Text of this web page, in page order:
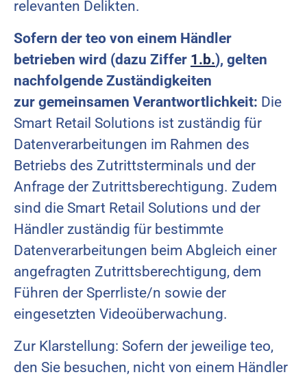
relevanten Delikten.
Sofern der teo von einem Händler
betrieben wird (dazu Ziffer 1.b.), gelten
nachfolgende Zuständigkeiten
zur gemeinsamen Verantwortlichkeit: Die
Smart Retail Solutions ist zuständig für
Datenverarbeitungen im Rahmen des
Betriebs des Zutrittsterminals und der
Anfrage der Zutrittsberechtigung. Zudem
sind die Smart Retail Solutions und der
Händler zuständig für bestimmte
Datenverarbeitungen beim Abgleich einer
angefragten Zutrittsberechtigung, dem
Führen der Sperrliste/n sowie der
eingesetzten Videoüberwachung.
Zur Klarstellung: Sofern der jeweilige teo,
den Sie besuchen, nicht von einem Händler